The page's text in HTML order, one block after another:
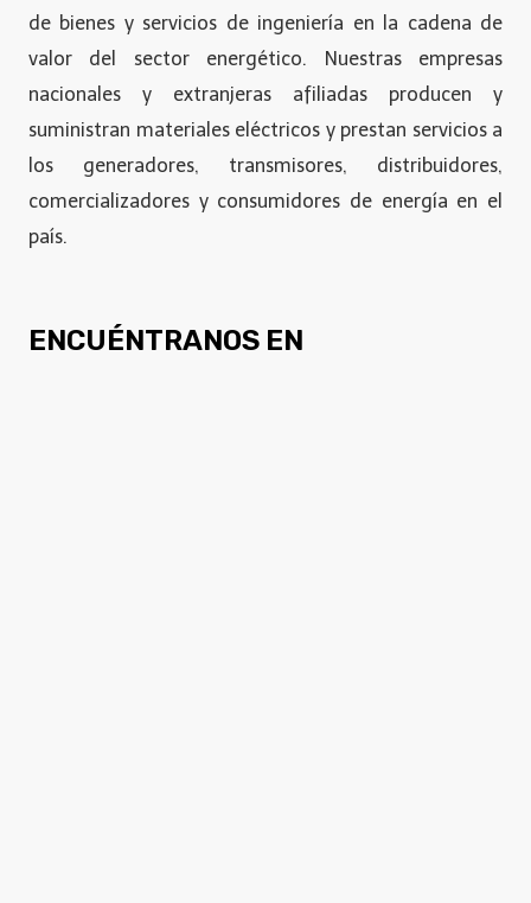
de bienes y servicios de ingeniería en la cadena de
valor del sector energético. Nuestras empresas
nacionales y extranjeras afiliadas producen y
suministran materiales eléctricos y prestan servicios a
los generadores, transmisores, distribuidores,
comercializadores y consumidores de energía en el
país.
ENCUÉNTRANOS EN